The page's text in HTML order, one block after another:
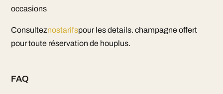
occasions
Consulteznostarifspour les details. champagne offert
pour toute réservation de houplus.
FAQ